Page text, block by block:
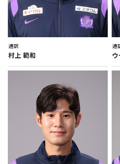
通訳
村上 範和
通